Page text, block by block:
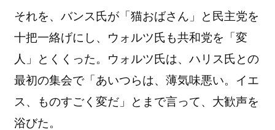
それを、バンス氏が「猫おばさん」と民主党を
十把一絡げにし、ウォルツ氏も共和党を「変
人」とくくった。ウォルツ氏は、ハリス氏との
最初の集会で「あいつらは、薄気味悪い。イエ
ス、ものすごく変だ」とまで言って、大歓声を
浴びた。